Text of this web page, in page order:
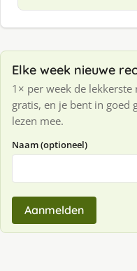
Elke week nieuwe
1× per week de
gratis, en je bent in goed
lezen mee.
Naam (optioneel)
Aanmelden